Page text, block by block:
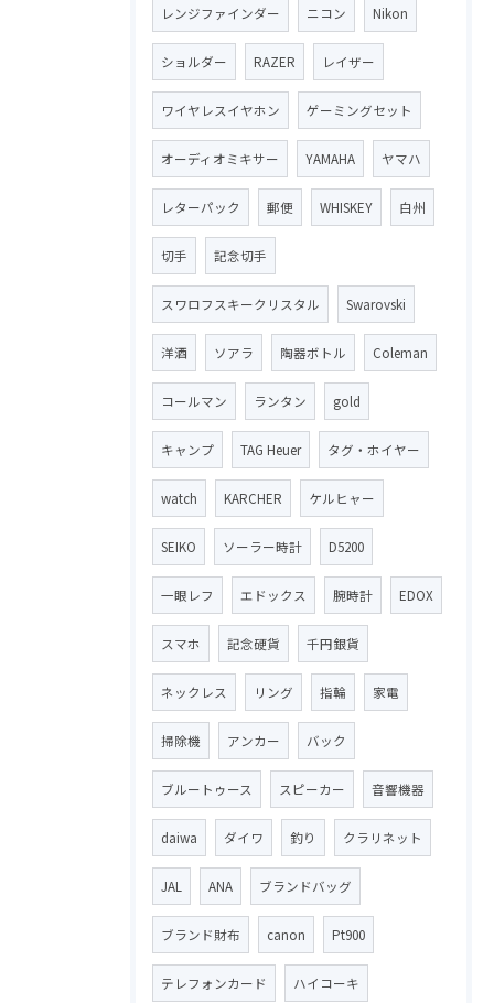
レンジファインダー ニコン Nikon
ショルダー RAZER レイザー
ワイヤレスイヤホン ゲーミングセット
オーディオミキサー YAMAHA ヤマハ
レターパック 郵便 WHISKEY 白州
切手 記念切手
スワロフスキークリスタル Swarovski
洋酒 ソアラ 陶器ボトル Coleman
コールマン ランタン gold
キャンプ TAG Heuer タグ・ホイヤー
watch KARCHER ケルヒャー
SEIKO ソーラー時計 D5200
一眼レフ エドックス 腕時計 EDOX
スマホ 記念硬貨 千円銀貨
ネックレス リング 指輪 家電
掃除機 アンカー バック
ブルートゥース スピーカー 音響機器
daiwa ダイワ 釣り クラリネット
JAL ANA ブランドバッグ
ブランド財布 canon Pt900
テレフォンカード ハイコーキ